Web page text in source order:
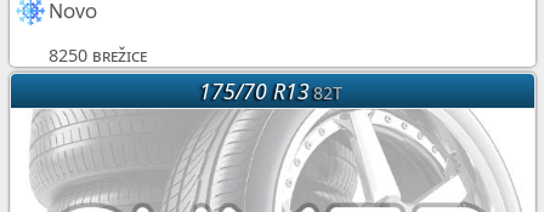
Novo
8250 brežice
175/70 R1382T